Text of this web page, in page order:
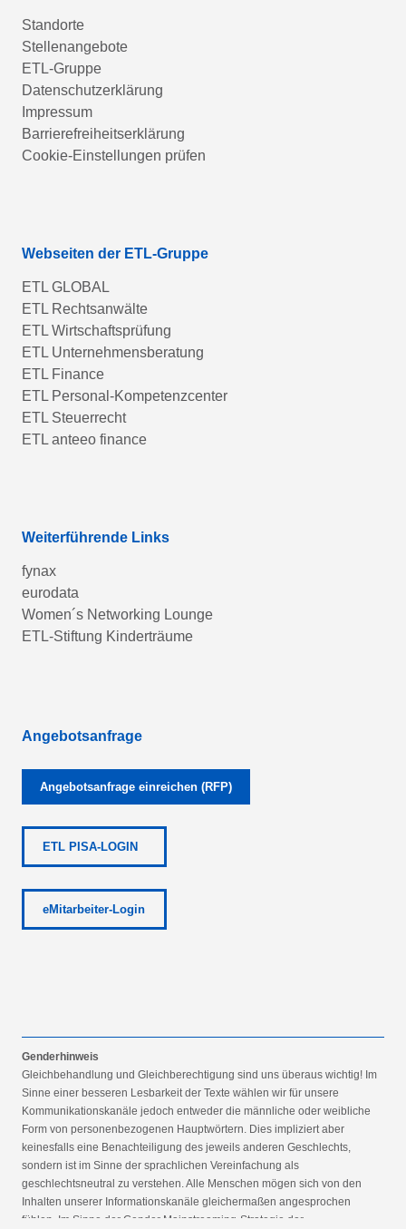
Standorte
Stellenangebote
ETL-Gruppe
Datenschutzerklärung
Impressum
Barrierefreiheitserklärung
Cookie-Einstellungen prüfen
Webseiten der ETL-Gruppe
ETL GLOBAL
ETL Rechtsanwälte
ETL Wirtschaftsprüfung
ETL Unternehmensberatung
ETL Finance
ETL Personal-Kompetenzcenter
ETL Steuerrecht
ETL anteeo finance
Weiterführende Links
fynax
eurodata
Women´s Networking Lounge
ETL-Stiftung Kinderträume
Angebotsanfrage
Angebotsanfrage einreichen (RFP)
ETL PISA-LOGIN
eMitarbeiter-Login
Genderhinweis
Gleichbehandlung und Gleichberechtigung sind uns überaus wichtig! Im
Sinne einer besseren Lesbarkeit der Texte wählen wir für unsere
Kommunikationskanäle jedoch entweder die männliche oder weibliche
Form von personenbezogenen Hauptwörtern. Dies impliziert aber
keinesfalls eine Benachteiligung des jeweils anderen Geschlechts,
sondern ist im Sinne der sprachlichen Vereinfachung als
geschlechtsneutral zu verstehen. Alle Menschen mögen sich von den
Inhalten unserer Informationskanäle gleichermaßen angesprochen
fühlen. Im Sinne der Gender Mainstreaming-Strategie der